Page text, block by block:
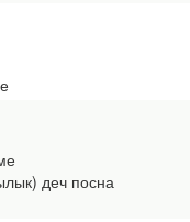
деч посна